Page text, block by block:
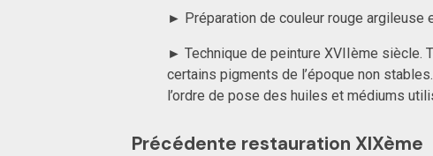
► Préparation de couleur rouge argileuse
► Technique de peinture XVIIème siècle.
certains pigments de l’époque non
l’ordre de pose des huiles et médiums
Précédente restauration XIXème